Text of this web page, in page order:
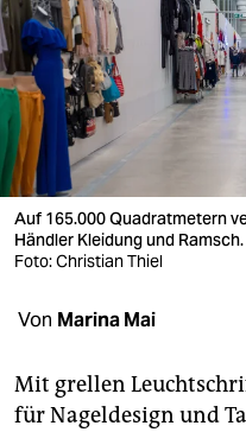
nord
wahrheit
verlag
verlag
veranstaltungen
shop
fragen & hilfe
abo
Auf 165.000 Quadratmetern
Händler Kleidung und Ramsch.
Foto: Christian Thiel
Von Marina Mai
Mit grellen
für Nageldesign und